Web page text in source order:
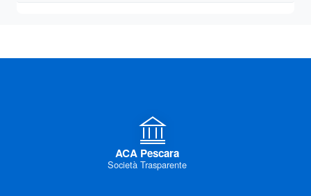
ACA Pescara
Società Trasparente